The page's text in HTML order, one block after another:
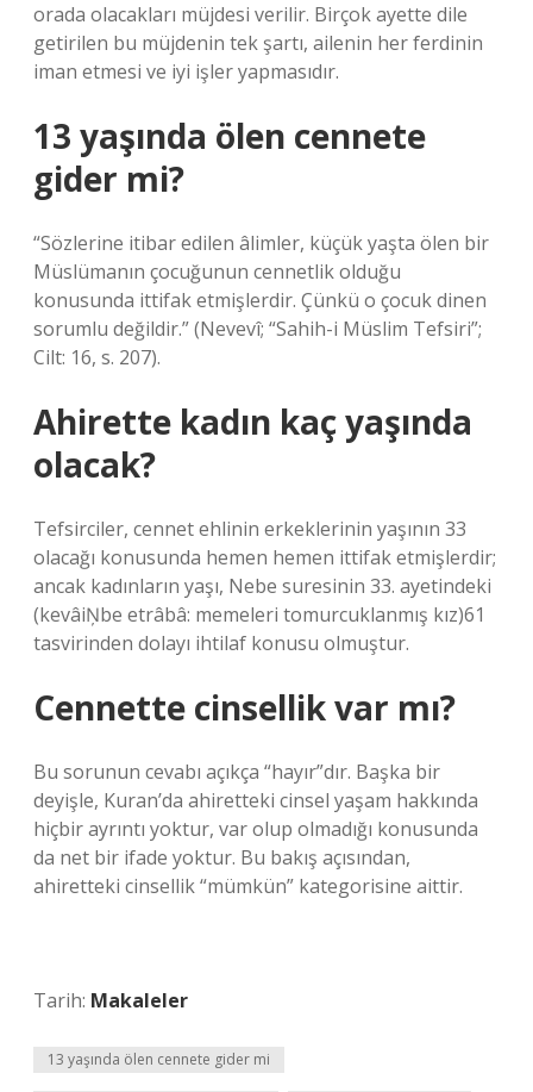
orada olacakları müjdesi verilir. Birçok ayette dile
getirilen bu müjdenin tek şartı, ailenin her ferdinin
iman etmesi ve iyi işler yapmasıdır.
13 yaşında ölen cennete
gider mi?
“Sözlerine itibar edilen âlimler, küçük yaşta ölen bir
Müslümanın çocuğunun cennetlik olduğu
konusunda ittifak etmişlerdir. Çünkü o çocuk dinen
sorumlu değildir.” (Nevevî; “Sahih-i Müslim Tefsiri”;
Cilt: 16, s. 207).
Ahirette kadın kaç yaşında
olacak?
Tefsirciler, cennet ehlinin erkeklerinin yaşının 33
olacağı konusunda hemen hemen ittifak etmişlerdir;
ancak kadınların yaşı, Nebe suresinin 33. ayetindeki
(kevâiŅbe etrâbâ: memeleri tomurcuklanmış kız)61
tasvirinden dolayı ihtilaf konusu olmuştur.
Cennette cinsellik var mı?
Bu sorunun cevabı açıkça “hayır”dır. Başka bir
deyişle, Kuran’da ahiretteki cinsel yaşam hakkında
hiçbir ayrıntı yoktur, var olup olmadığı konusunda
da net bir ifade yoktur. Bu bakış açısından,
ahiretteki cinsellik “mümkün” kategorisine aittir.
Tarih: Makaleler
13 yaşında ölen cennete gider mi